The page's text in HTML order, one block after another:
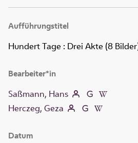
Aufführungstitel
Hundert Tage : Drei Akte (8
Bearbeiter*in
Saßmann, Hans
Herczeg, Geza
Datum